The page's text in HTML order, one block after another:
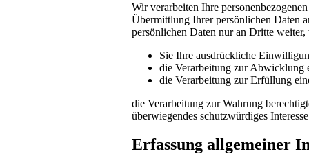
Wir verarbeiten Ihre
Übermittlung Ihrer persönlichen Daten
persönlichen Daten nur an Dritte weiter,
Sie Ihre ausdrückliche
die Verarbeitung zur Abwicklung
die Verarbeitung zur Erfüllung
die Verarbeitung zur Wahrung
überwiegendes schutzwürdiges
Erfassung allgemeiner